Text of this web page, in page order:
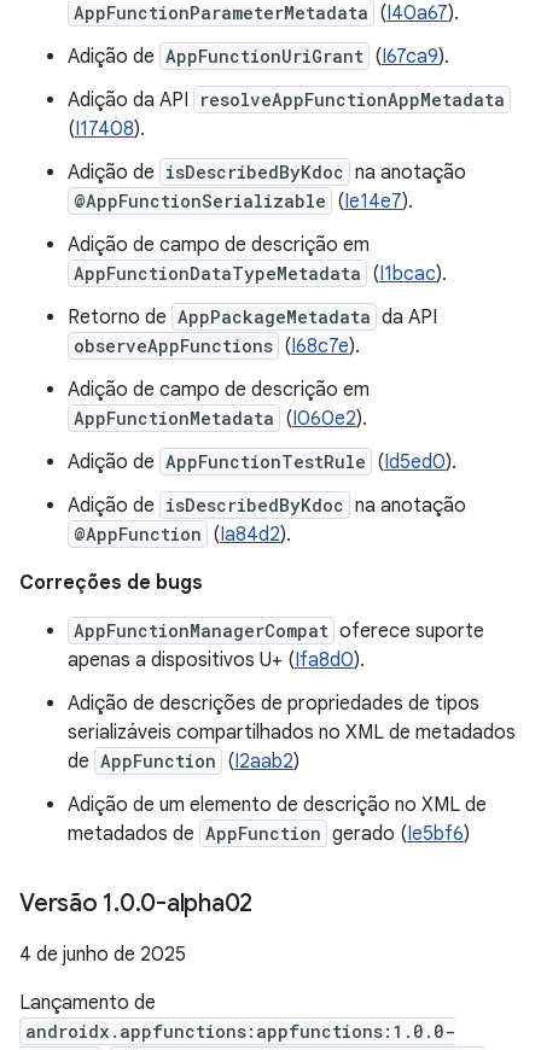
AppFunctionParameterMetadata (I40a67).
Adição de AppFunctionUriGrant (I67ca9).
Adição da API
resolveAppFunctionAppMetadata
(I17408).
Adição de isDescribedByKdoc na anotação
@AppFunctionSerializable (Ie14e7).
Adição de campo de descrição em
AppFunctionDataTypeMetadata (I1bcac).
Retorno de AppPackageMetadata da API
observeAppFunctions (I68c7e).
Adição de campo de descrição em
AppFunctionMetadata (I060e2).
Adição de AppFunctionTestRule (Id5ed0).
Adição de isDescribedByKdoc na anotação
@AppFunction (Ia84d2).
Correções de bugs
AppFunctionManagerCompat oferece suporte
apenas a dispositivos U+ (Ifa8d0).
Adição de descrições de propriedades de tipos
serializáveis compartilhados no XML de metadados
de AppFunction (I2aab2)
Adição de um elemento de descrição no XML de
metadados de AppFunction gerado (Ie5bf6)
Versão 1.0.0-alpha02
4 de junho de 2025
Lançamento de
androidx.appfunctions:appfunctions:1.0.0-